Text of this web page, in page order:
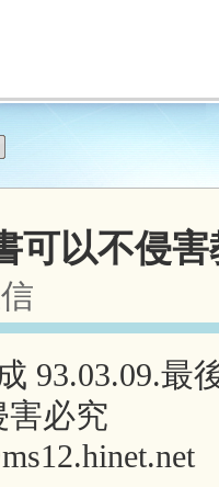
可以不侵
93.03.09.最
害必究